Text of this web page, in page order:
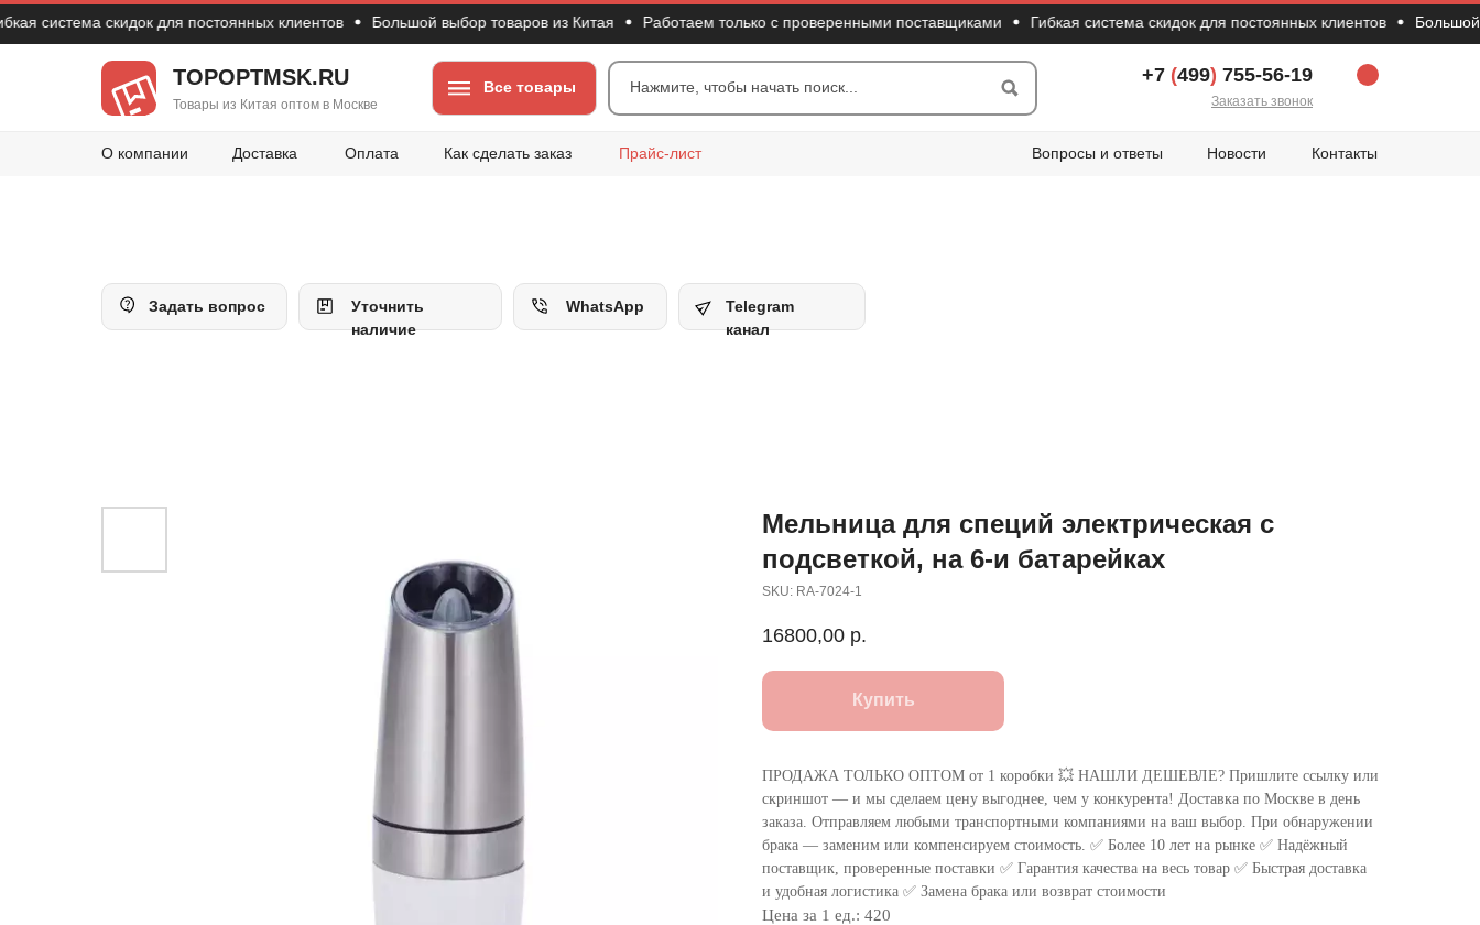
скидок для постоянных клиентов Большой выбор товаров из Китая Работаем только с проверенными поставщиками Гибкая система скидок для постоянных клиентов Большой
TOPOPTMSK.RU
Товары из Китая оптом в Москве
Нажмите, чтобы начать поиск...
Все товары
+7 (499) 755-56-19
Заказать звонок
О компании Доставка Оплата Как сделать заказ Вопросы и ответы Новости Контакты
Прайс-лист
Уточнить
наличие
Задать вопрос WhatsApp
Telegram
канал
Мельница для специй электрическая с
подсветкой, на 6-и батарейках
SKU: RA-7024-1
16800,00 р.
Купить
ПРОДАЖА ТОЛЬКО ОПТОМ от 1 коробки 💥 НАШЛИ ДЕШЕВЛЕ? Пришлите ссылку или
скриншот — и мы сделаем цену выгоднее, чем у конкурента! Доставка по Москве в день
заказа. Отправляем любыми транспортными компаниями на ваш выбор. При обнаружении
брака — заменим или компенсируем стоимость. ✅ Более 10 лет на рынке ✅ Надёжный
поставщик, проверенные поставки ✅ Гарантия качества на весь товар ✅ Быстрая доставка
и удобная логистика ✅ Замена брака или возврат стоимости
Цена за 1 ед.: 420